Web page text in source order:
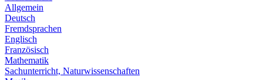
Allgemein
Deutsch
Fremdsprachen
Englisch
Französisch
Mathematik
Sachunterricht, Naturwissenschaften